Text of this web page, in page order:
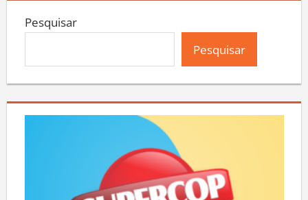
Pesquisar
Pesquisar